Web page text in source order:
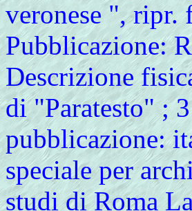
veronese ", ripr.
Pubblicazione:
Descrizione
di "Paratesto" ;
pubblicazione:
speciale per
studi di Roma